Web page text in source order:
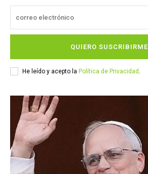
QUIERO SUSCRIBIRME
He leído y acepto la Política de Privacidad